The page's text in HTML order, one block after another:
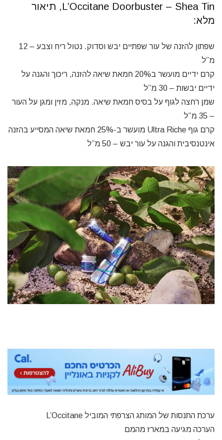
L’Occitane Doorbuster – Shea Tin, תיאור
מלא:
שפתון להזנה של עור שפתיים יבש וסדוק. נטול ריח וצבע – 12
מ”ל
קרם ידיים מועשר ב20% חמאת שיאה להזנה, ריכוך והגנה על
ידיים יבשות – 30 מ”ל
שמן רחצה לגוף על בסיס חמאת שיאה. מנקה, מזין ומגן על העור
– 35 מ”ל
קרם גוף Ultra Riche מועשר ב-25% חמאת שיאה המסייע בהזנה
אינטנסיבית והגנה על עור יבש – 50 מ”ל
ערכת התנסות של המותג הצרפתי המוביל L’Occitane
הערכה מגיעה במארז מהמם